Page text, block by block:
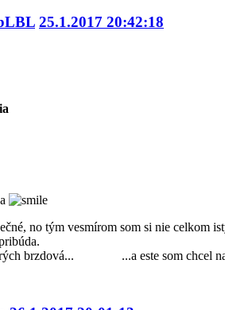
25.1.2017 20:42:18
no tým vesmírom som si nie celkom
brzdová... ...a este som chcel